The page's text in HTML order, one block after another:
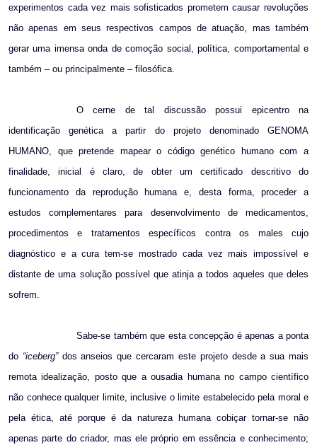
experimentos cada vez mais sofisticados prometem causar revoluções
não apenas em seus respectivos campos de atuação, mas também
gerar uma imensa onda de comoção social, política, comportamental e
também – ou principalmente – filosófica.
O cerne de tal discussão possui epicentro na
identificação genética a partir do projeto denominado GENOMA
HUMANO, que pretende mapear o código genético humano com a
finalidade, inicial é claro, de obter um certificado descritivo do
funcionamento da reprodução humana e, desta forma, proceder a
estudos complementares para desenvolvimento de medicamentos,
procedimentos e tratamentos específicos contra os males cujo
diagnóstico e a cura tem-se mostrado cada vez mais impossível e
distante de uma solução possível que atinja a todos aqueles que deles
sofrem.
Sabe-se também que esta concepção é apenas a ponta
do “iceberg”dos anseios que cercaram este projeto desde a sua mais
remota idealização, posto que a ousadia humana no campo científico
não conhece qualquer limite, inclusive o limite estabelecido pela moral e
pela ética, até porque é da natureza humana cobiçar tornar-se não
apenas parte do criador, mas ele próprio em essência e conhecimento;